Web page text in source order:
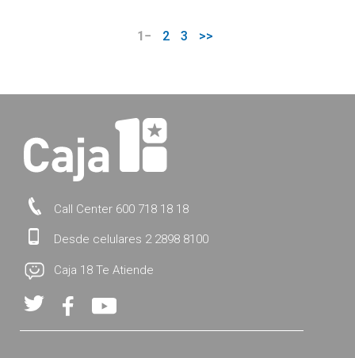
1 2 3 >>
Call Center 600 718 18 18
Desde celulares 2 2898 8100
Caja 18 Te Atiende